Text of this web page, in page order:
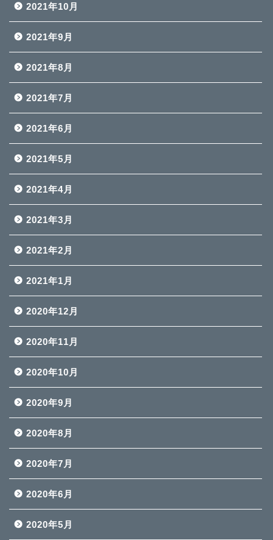
2021年10月
2021年9月
2021年8月
2021年7月
2021年6月
2021年5月
2021年4月
2021年3月
2021年2月
2021年1月
2020年12月
2020年11月
2020年10月
2020年9月
2020年8月
2020年7月
2020年6月
2020年5月